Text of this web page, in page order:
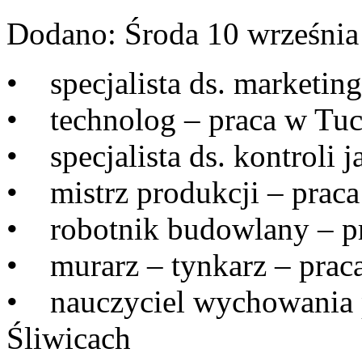
Dodano: Środa 10
• specjalista ds.
• technolog – praca w
• specjalista ds. kontroli
• mistrz produkcji –
• robotnik budowlany –
• murarz – tynkarz –
• nauczyciel wychowania
Śliwicach